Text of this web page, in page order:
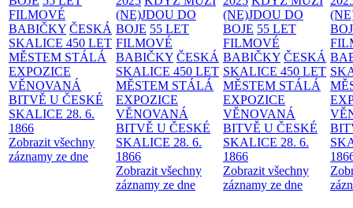
FILMOVÉ
BABIČKY ČESKÁ
SKALICE 450 LET
MĚSTEM STÁLÁ
EXPOZICE
VĚNOVANÁ
BITVĚ U ČESKÉ
SKALICE 28. 6.
1866
Zobrazit všechny
záznamy ze dne
(NE)JDOU DO
BOJE 55 LET
FILMOVÉ
BABIČKY ČESKÁ
SKALICE 450 LET
MĚSTEM STÁLÁ
EXPOZICE
VĚNOVANÁ
BITVĚ U ČESKÉ
SKALICE 28. 6.
1866
Zobrazit všechny
záznamy ze dne
(NE)JDOU DO
BOJE 55 LET
FILMOVÉ
BABIČKY ČESKÁ
SKALICE 450 LET
MĚSTEM STÁLÁ
EXPOZICE
VĚNOVANÁ
BITVĚ U ČESKÉ
SKALICE 28. 6.
1866
Zobrazit všechny
záznamy ze dne